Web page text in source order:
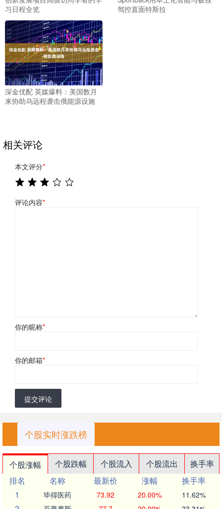
习日程全览
驾控直面特斯拉
深金优配 英媒爆料：美国数月
来协助乌远程袭击俄能源设施
相关评论
本文评分*
评论内容*
你的昵称*
你的邮箱*
提交评论
个股实时涨跌榜
个股涨幅 个股跌幅 个股流入 个股流出
换手率
排名
名称 最新价 涨幅
换手率
1
毕得医药 73.92 20.00% 11.62%